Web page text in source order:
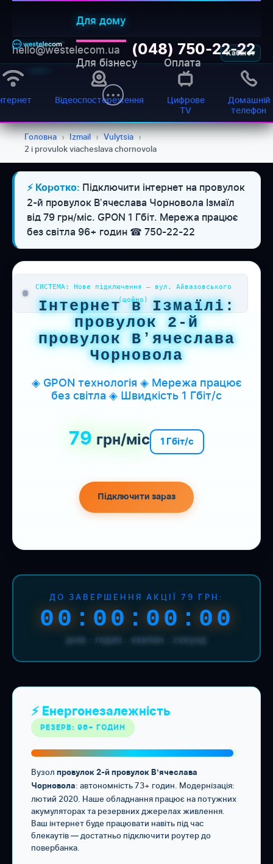
Для дому
Для бізнесу Оплата
Кабінет
hello@westelecom.ua (048) 750-22-22
Відеоспостереження
Цифрове
TV
Домашній
телефон
Головна › Izmail › Vulytsia ›
2 i provulok viacheslava chornovola
⚡ Коротко: Підключити інтернет на провулок
2-й провулок Вʼячеслава Чорновола Ізмаїл
від 79 грн/міс. GPON 1 Гбіт. Мережа працює
без світла 96+ годин ☎ 750-22-22
СИСТЕМА: Нове підключення — вул. Айвазовського
(щойно)
Інтернет в Ізмаїлі:
провулок 2-й
провулок Вʼячеслава
Чорновола
◈ GPON технологія ◈ Мережа працює
без світла ◈ Швидкість 1 Гбіт/с
79 грн/міс 1 Гбіт/с
Підключити зараз
ДО ЗАВЕРШЕННЯ АКЦІЇ 79 ГРН:
00:00:00:00
днів : годин : хвилин : секунд
⚡ Енергонезалежність
РЕЗЕРВ: 96+ ГОДИН
Вузол провулок 2-й провулок Вʼячеслава
Чорновола: автономність 73+ годин. Модернізація:
лютий 2020. Наше обладнання працює на потужних
акумуляторах та резервних джерелах живлення.
Ваш інтернет буде працювати навіть під час
блекаутів — достатньо підключити роутер до
повербанка.
Онлайн-підтримка